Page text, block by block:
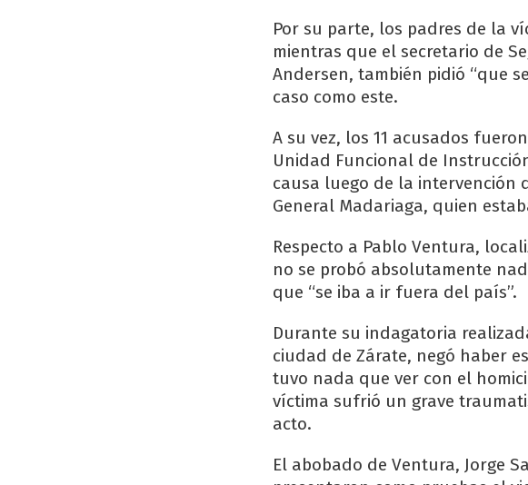
Por su parte, los padres de la
mientras que el secretario de
Andersen, también pidió “que
caso como este.
A su vez, los 11 acusados
Unidad Funcional de
causa luego de la intervención
General Madariaga, quien
Respecto a Pablo Ventura,
no se probó absolutamente
que “se iba a ir fuera del país”.
Durante su indagatoria
ciudad de Zárate, negó haber
tuvo nada que ver con el
víctima sufrió un grave
acto.
El abobado de Ventura, Jorge